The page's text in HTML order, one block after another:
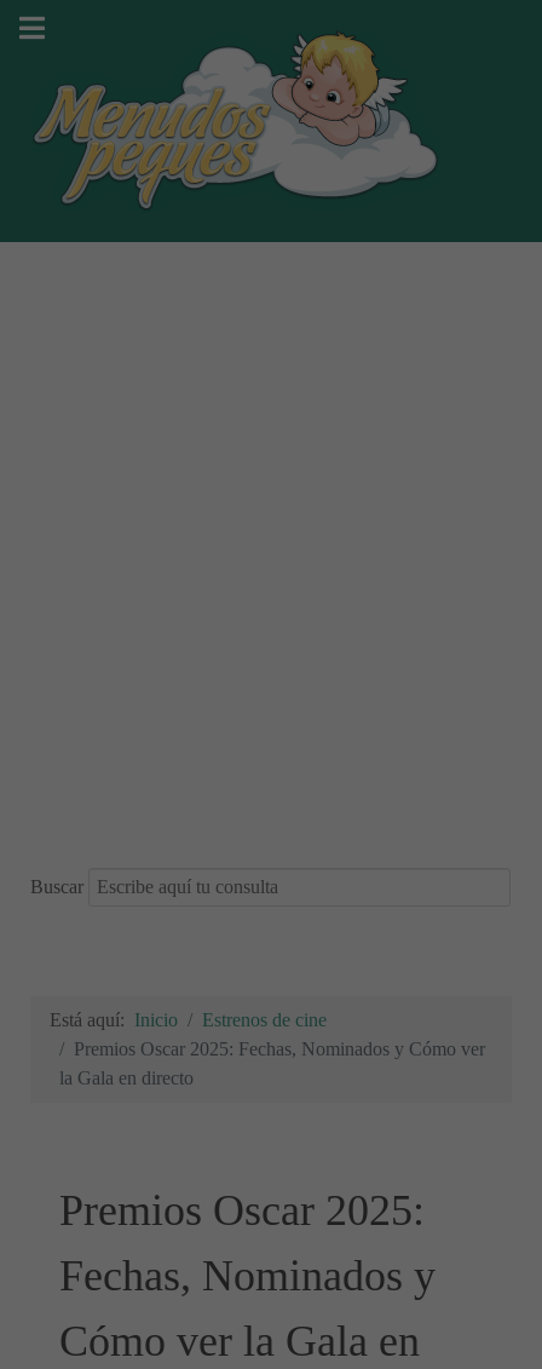
Buscar
Está aquí: Inicio
Estrenos de cine
Premios Oscar 2025: Fechas, Nominados y Cómo ver
la Gala en directo
Premios Oscar 2025:
Fechas, Nominados y
Cómo ver la Gala en